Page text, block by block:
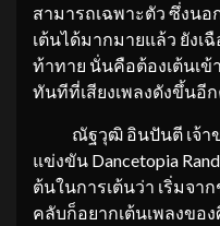
สามารถเฉพาะตัว ซึ่งนอ
เต้นได้มากมายแล้ว ยังเ
ท้าทาย นั่นคือต้องเต้นเข้
ทันทีที่เสียงเพลงดังขึ้นอี
ณัฐวุฒิ อินปันตี เจ้าขอ
แข่งขัน Dancetopia
ต้นในการเต้นว่า เริ่มจา
คลับก็อยากเต้นเพลงขอ